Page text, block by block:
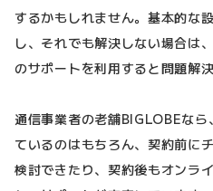
するかもしれません。基本的な
し、それでも解決しない場合は
のサポートを利用すると問題解
通信事業者の老舗BIGLOBEな
ているのはもちろん、契約前に
検討できたり、契約後もオンラ